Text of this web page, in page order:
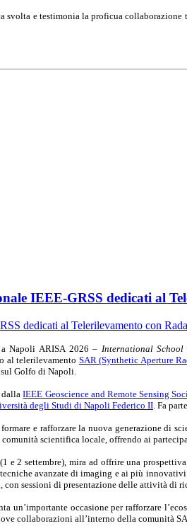
svolta e testimonia la proficua collaborazione
IEEE-GRSS dedicati al
Napoli ARISA 2026 – International School
al telerilevamento SAR (Synthetic Aperture
Golfo di Napoli.
dallaIEEE Geoscience and Remote Sensing
degli Studi di Napoli Federico II . Fa
e rafforzare la nuova generazione di
scientifica locale, offrendo ai
e 2 settembre), mira ad offrire una
avanzate di imaging e ai più
sessioni di presentazione delle attività di
un’importante occasione per rafforzare
collaborazioni all’interno della comunità